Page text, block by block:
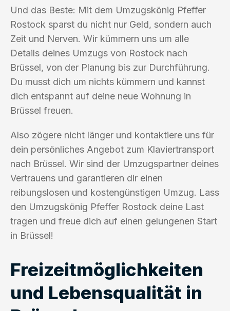
Und das Beste: Mit dem Umzugskönig Pfeffer
Rostock sparst du nicht nur Geld, sondern auch
Zeit und Nerven. Wir kümmern uns um alle
Details deines Umzugs von Rostock nach
Brüssel, von der Planung bis zur Durchführung.
Du musst dich um nichts kümmern und kannst
dich entspannt auf deine neue Wohnung in
Brüssel freuen.
Also zögere nicht länger und kontaktiere uns für
dein persönliches Angebot zum Klaviertransport
nach Brüssel. Wir sind der Umzugspartner deines
Vertrauens und garantieren dir einen
reibungslosen und kostengünstigen Umzug. Lass
den Umzugskönig Pfeffer Rostock deine Last
tragen und freue dich auf einen gelungenen Start
in Brüssel!
Freizeitmöglichkeiten
und Lebensqualität in